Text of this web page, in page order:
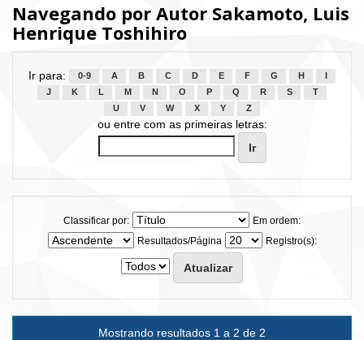
Navegando por Autor Sakamoto, Luis
Henrique Toshihiro
Ir para: 0-9 A B C D E F G H
J
K L M N O P Q R S
T
U
V W X Y Z
ou entre com as primeiras letras:
Classificar por:
Em ordem:
Resultados/Página
Registro(s):
Mostrando resultados 1 a 2 de 2